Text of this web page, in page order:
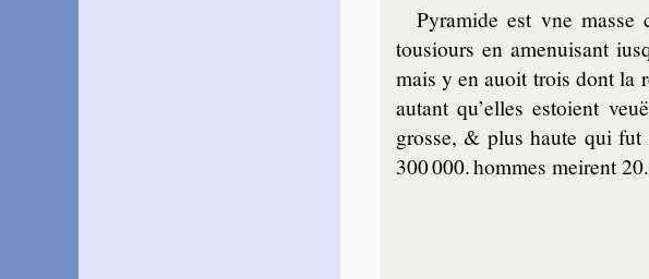
Pyra­mide est vne masse
tous­iours en ame­nui­sant
mais y en auoit trois dont la
autant qu’elles estoient
grosse, & plus haute qui
300 000. hommes meirent